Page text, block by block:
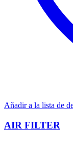
Añadir a la lista de
AIR FILTER